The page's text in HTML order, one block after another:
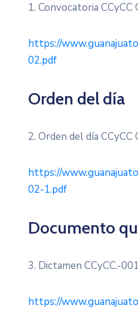
1. Convocatoria CCyCC
https://
02.pdf
Orden del día
2. Orden del día CCyCC
https://
02-1.pdf
Documento
3. Dictamen CCyCC.-
https://